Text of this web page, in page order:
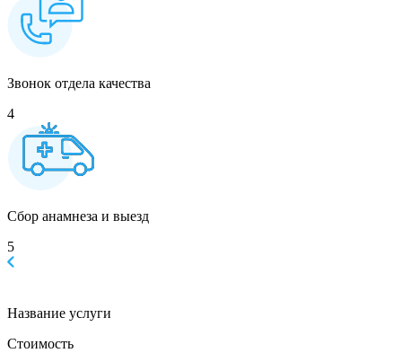
Звонок отдела качества
4
Сбор анамнеза и выезд
5
Название услуги
Стоимость